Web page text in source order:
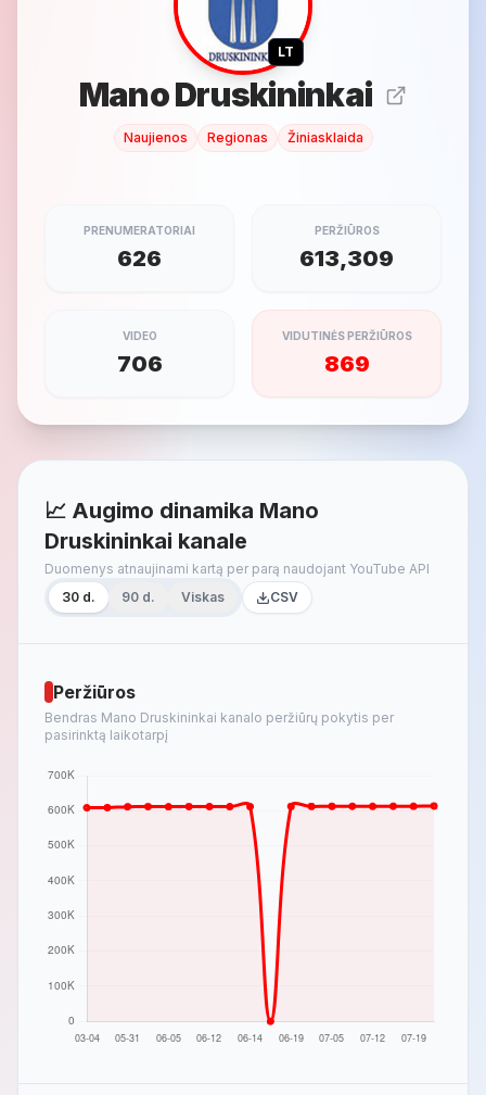
LT
Mano Druskininkai
Naujienos Regionas Žiniasklaida
PRENUMERATORIAI
626
PERŽIŪROS
613,309
VIDEO
706
VIDUTINĖS PERŽIŪROS
869
📈 Augimo dinamika Mano
Druskininkai kanale
Duomenys atnaujinami kartą per parą naudojant YouTube API
30 d.
90 d. Viskas CSV
Peržiūros
Bendras Mano Druskininkai kanalo peržiūrų pokytis per
pasirinktą laikotarpį